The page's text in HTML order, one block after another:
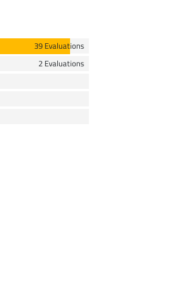
39 Evaluations
2 Evaluations